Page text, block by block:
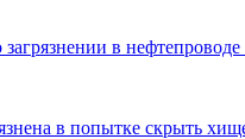
в
в попытке скрыть